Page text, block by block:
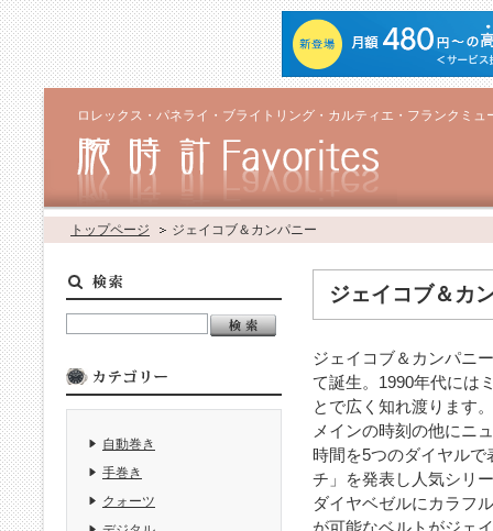
ロレックス・パネライ・ブライトリング・カルティエ・フランクミ
トップページ ジェイコブ＆カンパニー
ジェイコブ＆カ
ジェイコブ＆カンパニ
て誕生。1990年代には
とで広く知れ渡ります。
メインの時刻の他にニ
時間を5つのダイヤル
チ」を発表し人気シリ
ダイヤベゼルにカラフ
が可能なベルトがジェ
自動巻き
手巻き
クォーツ